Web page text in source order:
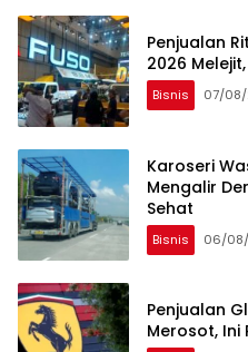
Penjualan
2026
Bisnis 07/
Karoseri
Mengalir
Sehat
Bisnis 06/
Penjualan
Merosot, Ini